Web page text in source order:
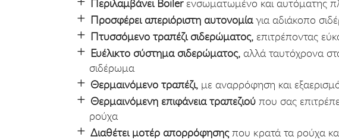
Περιλαμβάνει Boilerενσωματωμένο και αυτόματης
Προσφέρει απεριόριστη αυτονομίαγια αδιάκοπο
Πτυσσόμενο τραπέζι σιδερώματος, επιτρέποντας
Ευέλικτο σύστημα σιδερώματος, αλλά ταυτόχρονα
σιδέρωμα
Θερμαινόμενο τραπέζι, με αναρρόφηση και
Θερμαινόμενη επιφάνεια τραπεζιού που σας
ρούχα
Διαθέτει μοτέρ απορρόφησηςπου κρατά τα ρούχα